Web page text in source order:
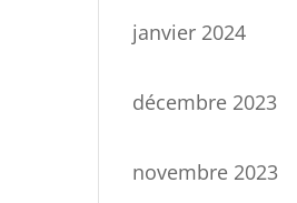
janvier 2024
décembre 2023
novembre 2023